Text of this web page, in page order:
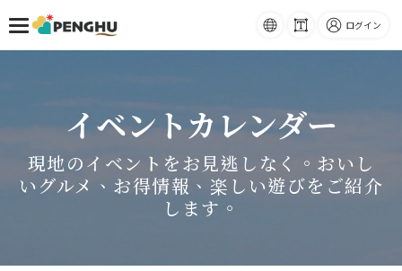
跳到主要內容
語系
フォ
ント
ログイン
ホーム - イベントカレンダー
イベントカレンダー
現地のイベントをお見逃しなく。おいし
いグルメ、お得情報、楽しい遊びをご紹介
します。